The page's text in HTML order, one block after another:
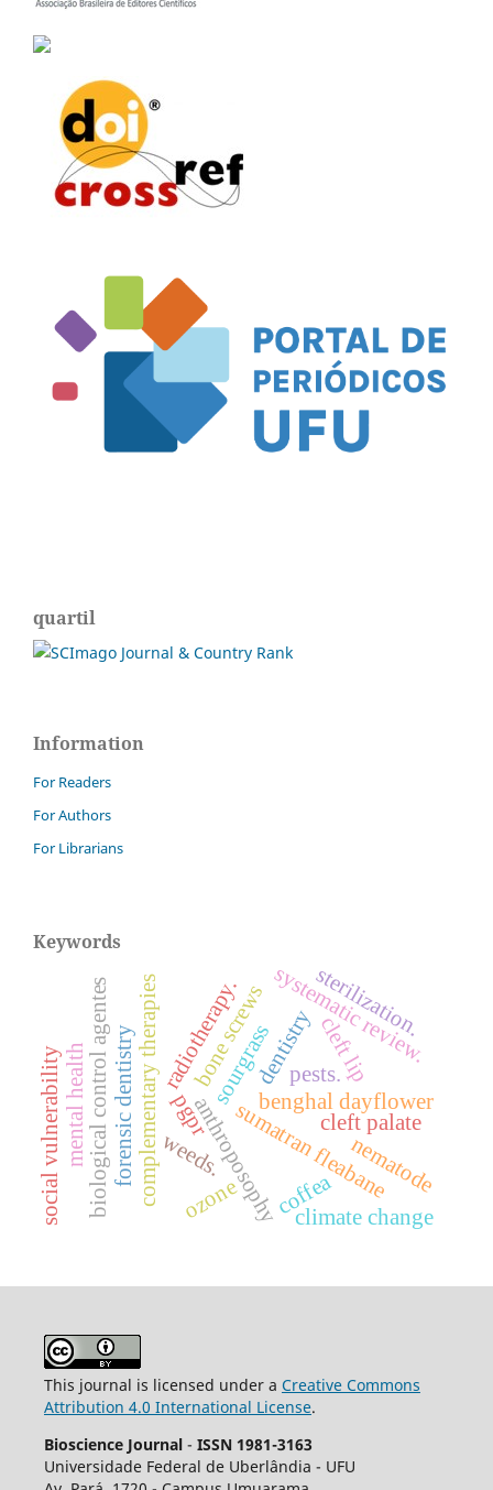
quartil
Information
For Readers
For Authors
For Librarians
Keywords
benghal dayflower
sourgrass
sumatran fleabane
weeds.anthroposophy
complementary therapies dentistry
forensic dentistry
systematic review.
bone screws cleft lip
cleft palate
ozone
radiotherapy.
biological control agentes coffea nematode
pests.
sterilization.
mental health
climate change
social vulnerability pgpr
This journal is licensed under a Creative Commons
Attribution 4.0 International License.
Bioscience Journal - ISSN 1981-3163
Universidade Federal de Uberlândia - UFU